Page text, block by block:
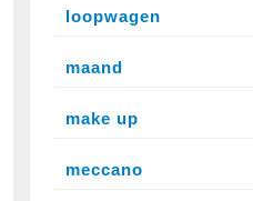
loopwagen
maand
make up
meccano